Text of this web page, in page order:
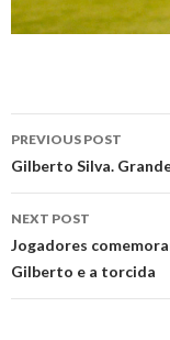
Post
navigation
PREVIOUS POST
Gilberto Silva.
NEXT POST
Jogadores
Gilberto e a torcida